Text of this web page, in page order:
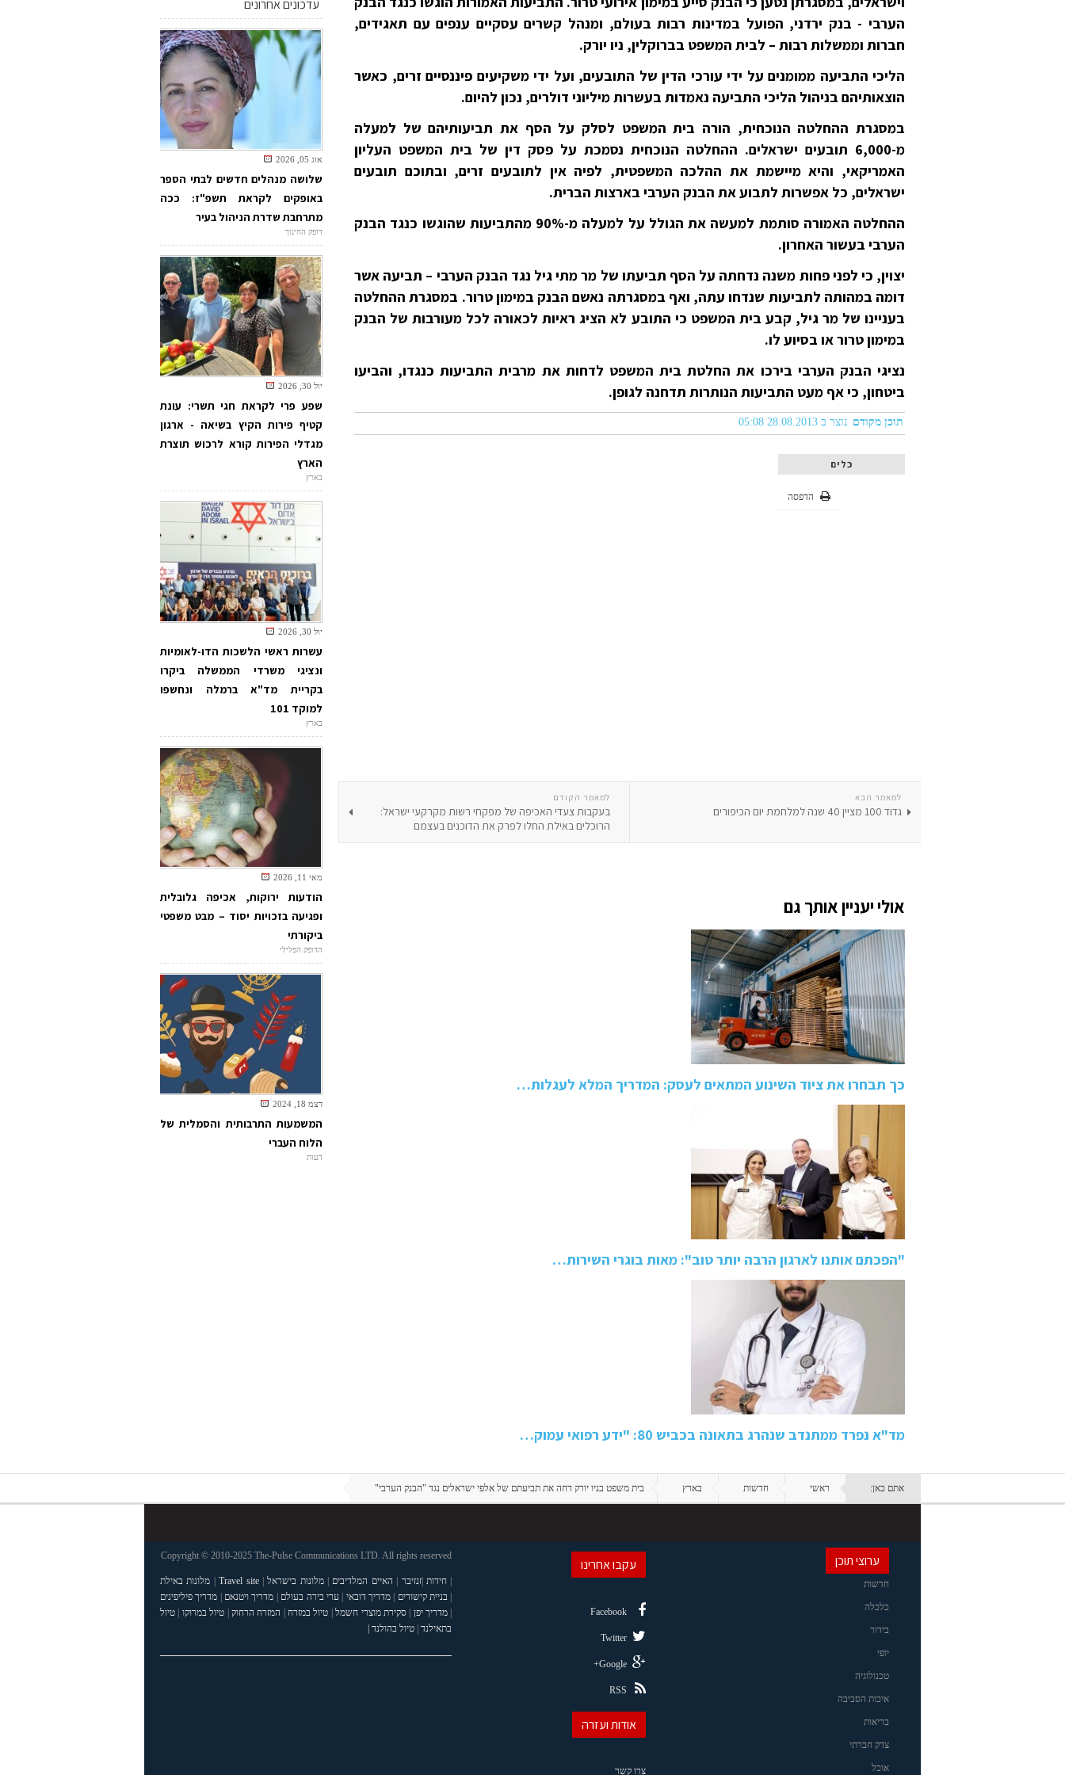
הערבי - בנק ירדני, הפועל במדינות רבות בעולם, ומנהל קשרים עסקיים ענפים עם תאגידים,
חברות וממשלות רבות – לבית המשפט בברוקלין, ניו יורק.
הליכי התביעה ממומנים על ידי עורכי הדין של התובעים, ועל ידי משקיעים פיננסיים זרים, כאשר
הוצאותיהם בניהול הליכי התביעה נאמדות בעשרות מיליוני דולרים, נכון להיום.
במסגרת ההחלטה הנוכחית, הורה בית המשפט לסלק על הסף את תביעותיהם של למעלה
מ-6,000 תובעים ישראלים. ההחלטה הנוכחית נסמכת על פסק דין של בית המשפט העליון
האמריקאי, והיא מיישמת את ההלכה המשפטית, לפיה אין לתובעים זרים, ובתוכם תובעים
ישראלים, כל אפשרות לתבוע את הבנק הערבי בארצות הברית.
ההחלטה האמורה סותמת למעשה את הגולל על למעלה מ-90% מהתביעות שהוגשו כנגד הבנק
הערבי בעשור האחרון.
יצוין, כי לפני פחות משנה נדחתה על הסף תביעתו של מר מתי גיל נגד הבנק הערבי – תביעה אשר
דומה במהותה לתביעות שנדחו עתה, ואף במסגרתה נאשם הבנק במימון טרור. במסגרת ההחלטה
בעניינו של מר גיל, קבע בית המשפט כי התובע לא הציג ראיות לכאורה לכל מעורבות של הבנק
במימון טרור או בסיוע לו.
נציגי הבנק הערבי בירכו את החלטת בית המשפט לדחות את מרבית התביעות כנגדו, והביעו
ביטחון, כי אף מעט התביעות הנותרות תדחנה לגופן.
תוכן מקודם נוצר ב 28.08.2013 05:08
כלים
הדפסה
למאמר הקודם
בעקבות צעדי האכיפה של מפקחי רשות מקרקעי ישראל:
הרוכלים באילת החלו לפרק את הדוכנים בעצמם
למאמר הבא
גדוד 100 מציין 40 שנה למלחמת יום הכיפורים
אולי יעניין אותך גם
כך תבחרו את ציוד השינוע המתאים לעסק: המדריך המלא לעגלות…
"הפכתם אותנו לארגון הרבה יותר טוב": מאות בוגרי השירות…
מד"א נפרד ממתנדב שנהרג בתאונה בכביש 80: "ידע רפואי עמוק…
עדכונים אחרונים
אוג 05, 2026
שלושה מנהלים חדשים לבתי הספר
באופקים לקראת תשפ"ז: ככה
מתרחבת שדרת הניהול בעיר
דופק החינוך
יול 30, 2026
שפע פרי לקראת חגי תשרי: עונת
קטיף פירות הקיץ בשיאה - ארגון
מגדלי הפירות קורא לרכוש תוצרת
הארץ
בארץ
יול 30, 2026
עשרות ראשי הלשכות הדו-לאומיות
ונציגי משרדי הממשלה ביקרו
בקריית מד"א ברמלה ונחשפו
למוקד 101
בארץ
מאי 11, 2026
הודעות ירוקות, אכיפה גלובלית
ופגיעה בזכויות יסוד – מבט משפטי
ביקורתי
הדופק הפלילי
דצמ 18, 2024
המשמעות התרבותית והסמלית של
הלוח העברי
דעות
אתם כאן: ראשי חדשות בארץ בית משפט בניו יורק דחה את תביעתם של אלפי ישראלים נגד "הבנק הערבי"
ערוצי תוכן
חדשות
כלכלה
בידור
יופי
טכנולוגיה
איכות הסביבה
בריאות
צדק חברתי
אוכל
עקבו אחרינו
Facebook
Twitter
Google+
RSS
אודות ועזרה
צרו קשר
Copyright © 2010-2025 The-Pulse Communications LTD. All rights reserved
| חידות |זנזיבר | האיים המלדיבים |מלונות בישראל|
Travel site
| מלונות באילת
| בניית קישורים |מדריך דובאי | ערי בירה בעולם | מדריך ויטנאם | מדריך פיליפינים
| מדריך יפן |סקירת מוצרי חשמל| טיול במזרח | המזרח הרחוק | טיול במרוקו | טיול
בתאילנד| טיול בהולנד |